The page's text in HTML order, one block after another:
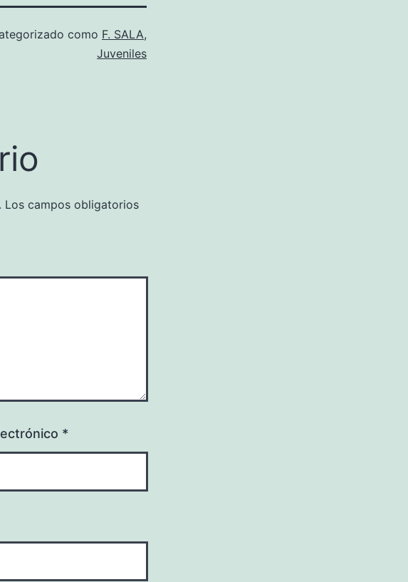
como F. SALA,
Juveniles
Los campos obligatorios
*